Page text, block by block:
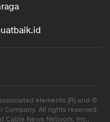
elements (R) and ©
Company. All rights reserved.
Cable News Network, Inc.,